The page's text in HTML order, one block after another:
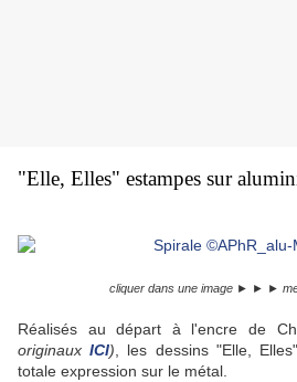
"Elle, Elles" estampes sur
cliquer dans une image ► ► ►
Réalisés au départ à l'encre de
originauxICI) , les dessins "Elle,
totale expression sur le métal.